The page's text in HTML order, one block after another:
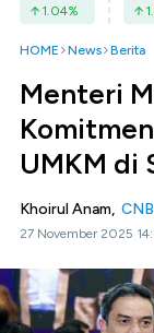
1.04%
HOME News Berita
Menteri
UMKM di
Khoirul Anam,
27 November 2025